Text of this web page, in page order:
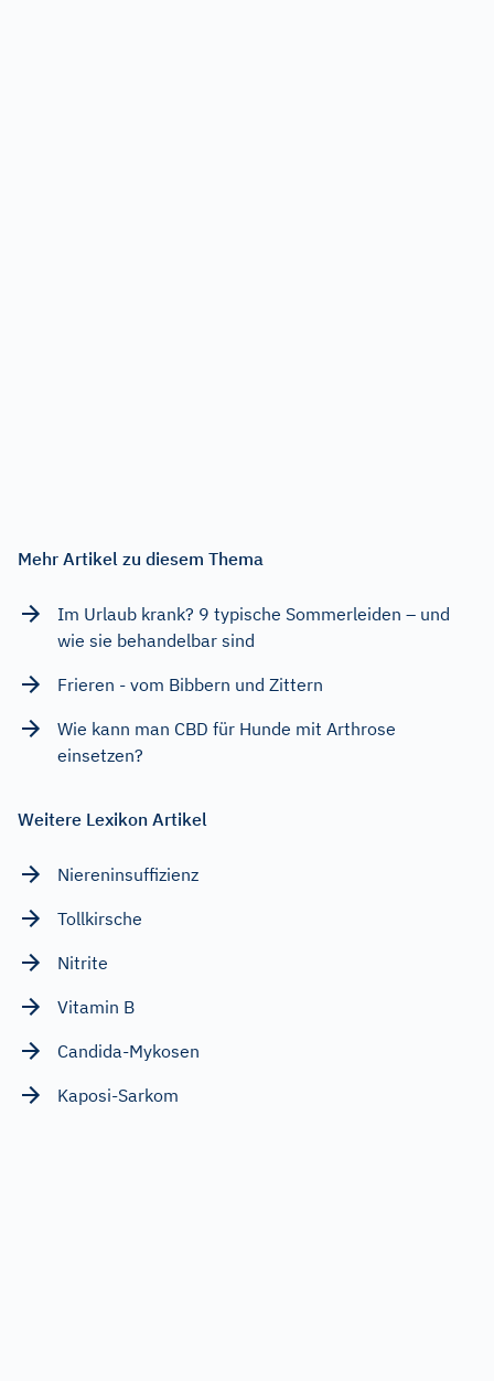
Mehr Artikel zu diesem Thema
Im Urlaub krank? 9 typische Sommerleiden – und
wie sie behandelbar sind
Frieren - vom Bibbern und Zittern
Wie kann man CBD für Hunde mit Arthrose
einsetzen?
Weitere Lexikon Artikel
Niereninsuffizienz
Tollkirsche
Nitrite
Vitamin B
Candida-Mykosen
Kaposi-Sarkom